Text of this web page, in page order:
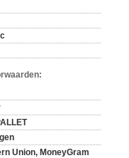
Union, MoneyGram